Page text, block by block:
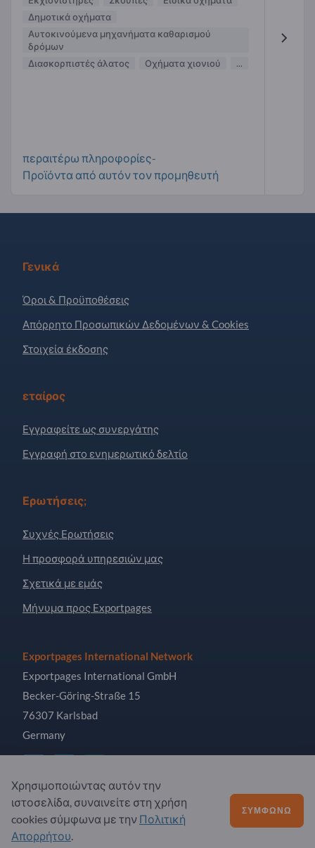
Δημοτικά οχήματα
Αυτοκινούμενα μηχανήματα καθαρισμού
δρόμων
Διασκορπιστές άλατος
Οχήματα χιονιού ...
περαιτέρω πληροφορίες-
Προϊόντα από αυτόν τον προμηθευτή
Γενικά
Όροι & Προϋποθέσεις
Απόρρητο Προσωπικών Δεδομένων & Cookies
Στοιχεία έκδοσης
εταίρος
Εγγραφείτε ως συνεργάτης
Εγγραφή στο ενημερωτικό δελτίο
Ερωτήσεις;
Συχνές Ερωτήσεις
Η προσφορά υπηρεσιών μας
Σχετικά με εμάς
Μήνυμα προς Exportpages
Exportpages International Network
Exportpages International GmbH
Becker-Göring-Straße 15
76307 Karlsbad
Germany
Copyright © 2026 Exportpages International GmbH. All
Rights Reserved.
Χρησιμοποιώντας αυτόν την
ιστοσελίδα, συναινείτε στη χρήση
cookies σύμφωνα με την Πολιτική
Απορρήτου.
ΣΥΜΦΩΝΏ